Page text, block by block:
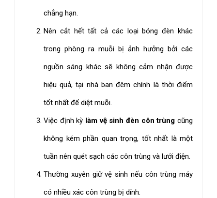
chẳng hạn.
Nên cắt hết tất cả các loại bóng đèn khác
trong phòng ra muỗi bị ảnh hưởng bởi các
nguồn sáng khác sẽ không cảm nhận được
hiệu quả, tại nhà ban đêm chính là thời điểm
tốt nhất để diệt muỗi.
Việc định kỳ làm vệ sinh đèn côn trùng cũng
không kém phần quan trọng, tốt nhất là một
tuần nên quét sạch các côn trùng và lưới điện.
Thường xuyên giữ vệ sinh nếu côn trùng máy
có nhiều xác côn trùng bị dính.